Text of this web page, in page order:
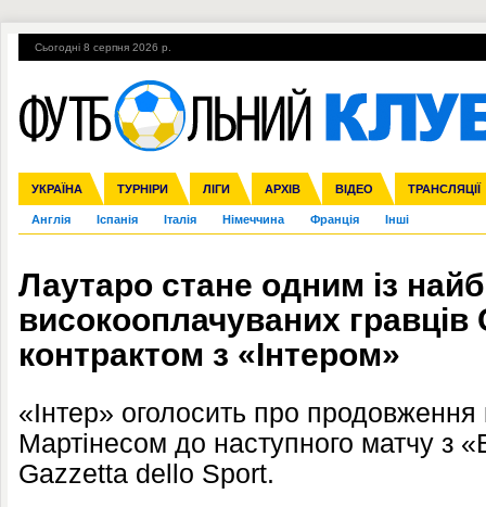
Сьогодні 8 серпня 2026 р.
УКРАЇНА ТУРНІРИ ЛІГИ АРХІВ ВІДЕО ТРАНСЛЯЦІЇ
Збірна Прем'єр-ліга Перша ліга Друга ліга Кубок України
Ліга чемпіонів Ліга Європи Міжнародні Ліга націй Ліга
Англія Іспанія Італія Німеччина Франція Інші
ЧС-2014 ЄВРО-2016 Росія Кубок конфедерацій ЧЄ-2015 (U-
Гарячі теми УПЛ, 2-й тур ВІЙНА УПЛ-ПЕРЕХОДИ
Лаутаро стане одним із
високооплачуваних гравців
контрактом з «Інтером»
«Інтер» оголосить про продовження
Мартінесом до наступного матчу з
Gazzetta dello Sport.